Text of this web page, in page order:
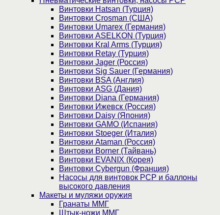
Винтовки Hatsan (Турция)
Винтовки Crosman (США)
Винтовки Umarex (Германия)
Винтовки ASELKON (Турция)
Винтовки Kral Arms (Турция)
Винтовки Retay (Турция)
Винтовки Jager (Россия)
Винтовки Sig Sauer (Германия)
Винтовки BSA (Англия)
Винтовки ASG (Дания)
Винтовки Diana (Германия)
Винтовки Ижевск (Россия)
Винтовки Daisy (Япония)
Винтовки GAMO (Испания)
Винтовки Stoeger (Италия)
Винтовки Ataman (Россия)
Винтовки Borner (Тайвань)
Винтовки EVANIX (Корея)
Винтовки Cybergun (Франция)
Насосы для винтовок PCP и баллоны
высокого давления
Макеты и муляжи оружия
Гранаты ММГ
Штык-ножи ММГ